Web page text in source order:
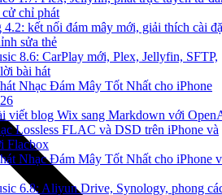
chỉ phát
4.2: kết nối đám mây mới, giải thích cài
sửa thẻ
8.6: CarPlay mới, Plex, Jellyfin, SFTP,
bài hát
Nhạc Đám Mây Tốt Nhất cho iPhone
viết blog Wix sang Markdown với
Lossless FLAC và DSD trên iPhone và
Flacbox
Nhạc Đám Mây Tốt Nhất cho iPhone
6.8: Aliyun Drive, Synology, phong